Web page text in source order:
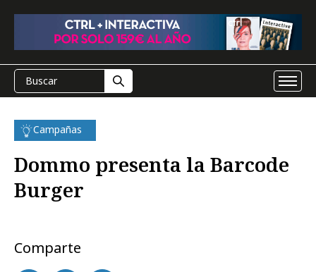
Campañas
Dommo presenta la Barcode
Burger
Comparte